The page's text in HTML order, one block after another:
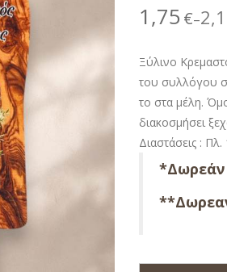
1,75 €–
Ξύλινο
του συλλόγου
το στα μέλη.
διακοσμήσει
Διαστάσεις :
*Δωρεάν